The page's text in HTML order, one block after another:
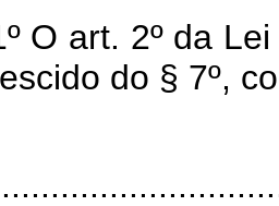
O art. 2º da
do § 7º,